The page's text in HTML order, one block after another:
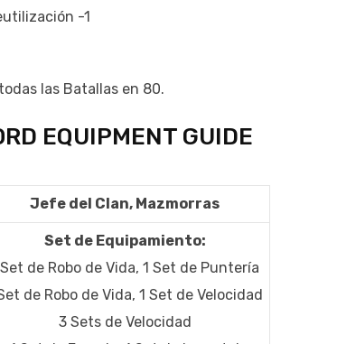
-1
las Batallas en 80.
EQUIPMENT GUIDE
Jefe del Clan, Mazmorras
Set de Equipamiento:
de Robo de Vida, 1 Set de Puntería
de Robo de Vida, 1 Set de Velocidad
3 Sets de Velocidad